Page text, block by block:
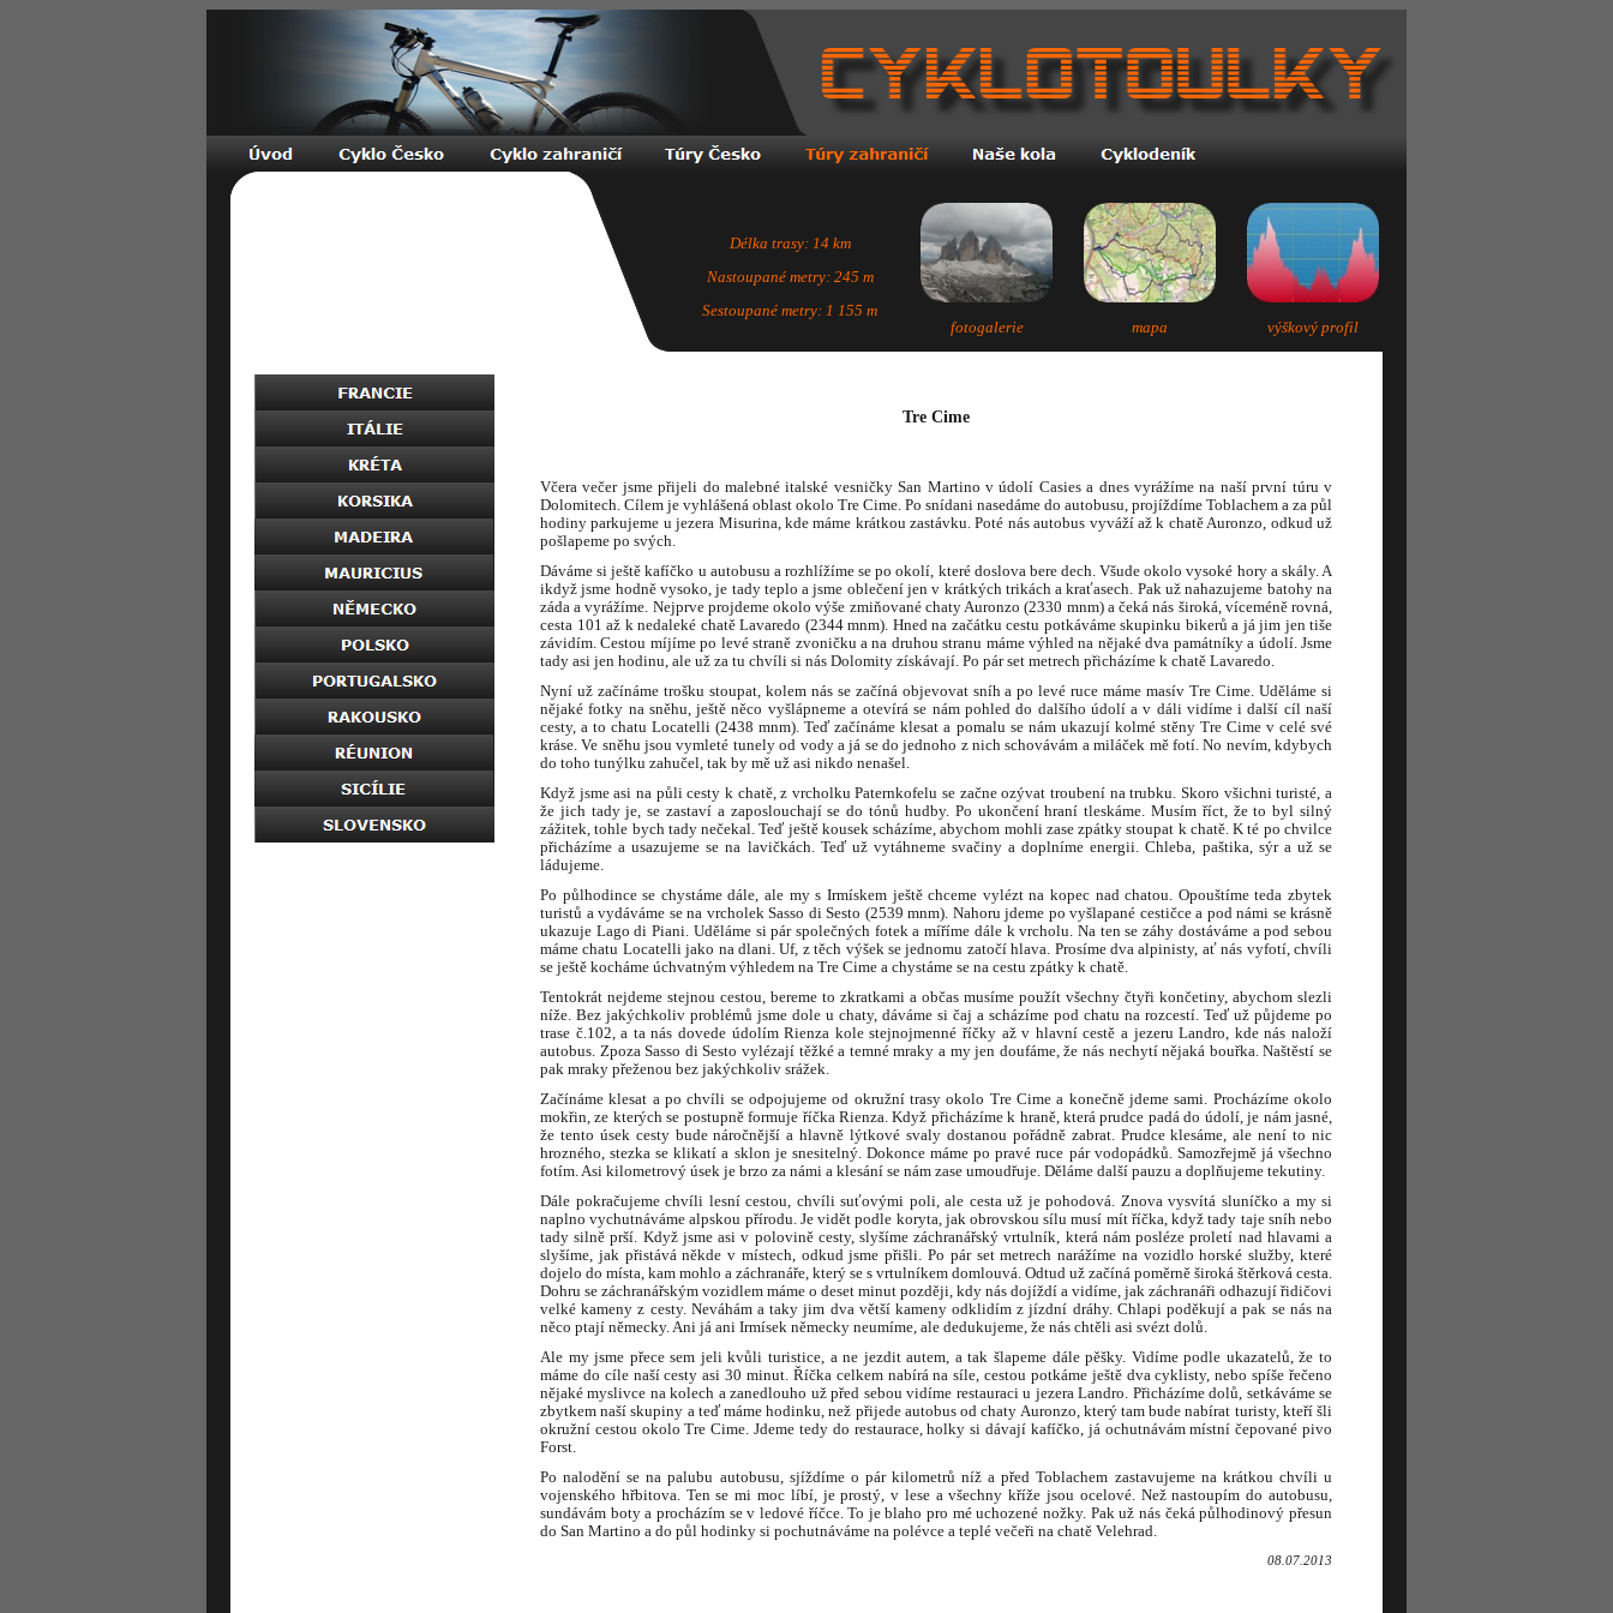
Tre Cime
Včera večer jsme přijeli do malebné italské vesničky San Martino v údolí Casies a dnes vyrážíme na naší první túru v
Dolomitech. Cílem je vyhlášená oblast okolo Tre Cime. Po snídani nasedáme do autobusu, projíždíme Toblachem a za půl
hodiny parkujeme u jezera Misurina, kde máme krátkou zastávku. Poté nás autobus vyváží až k chatě Auronzo, odkud už
pošlapeme po svých.
Dáváme si ještě kafíčko u autobusu a rozhlížíme se po okolí, které doslova bere dech. Všude okolo vysoké hory a skály. A
ikdyž jsme hodně vysoko, je tady teplo a jsme oblečení jen v krátkých trikách a kraťasech. Pak už nahazujeme batohy na
záda a vyrážíme. Nejprve projdeme okolo výše zmiňované chaty Auronzo (2330 mnm) a čeká nás široká, víceméně rovná,
cesta 101 až k nedaleké chatě Lavaredo (2344 mnm). Hned na začátku cestu potkáváme skupinku bikerů a já jim jen tiše
závidím. Cestou míjíme po levé straně zvoničku a na druhou stranu máme výhled na nějaké dva památníky a údolí. Jsme
tady asi jen hodinu, ale už za tu chvíli si nás Dolomity získávají. Po pár set metrech přicházíme k chatě Lavaredo.
Nyní už začínáme trošku stoupat, kolem nás se začíná objevovat sníh a po levé ruce máme masív Tre Cime. Uděláme si
nějaké fotky na sněhu, ještě něco vyšlápneme a otevírá se nám pohled do dalšího údolí a v dáli vidíme i další cíl naší
cesty, a to chatu Locatelli (2438 mnm). Teď začínáme klesat a pomalu se nám ukazují kolmé stěny Tre Cime v celé své
kráse. Ve sněhu jsou vymleté tunely od vody a já se do jednoho z nich schovávám a miláček mě fotí. No nevím, kdybych
do toho tunýlku zahučel, tak by mě už asi nikdo nenašel.
Když jsme asi na půli cesty k chatě, z vrcholku Paternkofelu se začne ozývat troubení na trubku. Skoro všichni turisté, a
že jich tady je, se zastaví a zaposlouchají se do tónů hudby. Po ukončení hraní tleskáme. Musím říct, že to byl silný
zážitek, tohle bych tady nečekal. Teď ještě kousek scházíme, abychom mohli zase zpátky stoupat k chatě. K té po chvilce
přicházíme a usazujeme se na lavičkách. Teď už vytáhneme svačiny a doplníme energii. Chleba, paštika, sýr a už se
ládujeme.
Po půlhodince se chystáme dále, ale my s Irmískem ještě chceme vylézt na kopec nad chatou. Opouštíme teda zbytek
turistů a vydáváme se na vrcholek Sasso di Sesto (2539 mnm). Nahoru jdeme po vyšlapané cestičce a pod námi se krásně
ukazuje Lago di Piani. Uděláme si pár společných fotek a míříme dále k vrcholu. Na ten se záhy dostáváme a pod sebou
máme chatu Locatelli jako na dlani. Uf, z těch výšek se jednomu zatočí hlava. Prosíme dva alpinisty, ať nás vyfotí, chvíli
se ještě kocháme úchvatným výhledem na Tre Cime a chystáme se na cestu zpátky k chatě.
Tentokrát nejdeme stejnou cestou, bereme to zkratkami a občas musíme použít všechny čtyři končetiny, abychom slezli
níže. Bez jakýchkoliv problémů jsme dole u chaty, dáváme si čaj a scházíme pod chatu na rozcestí. Teď už půjdeme po
trase č.102, a ta nás dovede údolím Rienza kole stejnojmenné říčky až v hlavní cestě a jezeru Landro, kde nás naloží
autobus. Zpoza Sasso di Sesto vylézají těžké a temné mraky a my jen doufáme, že nás nechytí nějaká bouřka. Naštěstí se
pak mraky přeženou bez jakýchkoliv srážek.
Začínáme klesat a po chvíli se odpojujeme od okružní trasy okolo Tre Cime a konečně jdeme sami. Procházíme okolo
mokřin, ze kterých se postupně formuje říčka Rienza. Když přicházíme k hraně, která prudce padá do údolí, je nám jasné,
že tento úsek cesty bude náročnější a hlavně lýtkové svaly dostanou pořádně zabrat. Prudce klesáme, ale není to nic
hrozného, stezka se klikatí a sklon je snesitelný. Dokonce máme po pravé ruce pár vodopádků. Samozřejmě já všechno
fotím. Asi kilometrový úsek je brzo za námi a klesání se nám zase umoudřuje. Děláme další pauzu a doplňujeme tekutiny.
Dále pokračujeme chvíli lesní cestou, chvíli suťovými poli, ale cesta už je pohodová. Znova vysvítá sluníčko a my si
naplno vychutnáváme alpskou přírodu. Je vidět podle koryta, jak obrovskou sílu musí mít říčka, když tady taje sníh nebo
tady silně prší. Když jsme asi v polovině cesty, slyšíme záchranářský vrtulník, která nám posléze proletí nad hlavami a
slyšíme, jak přistává někde v místech, odkud jsme přišli. Po pár set metrech narážíme na vozidlo horské služby, které
dojelo do místa, kam mohlo a záchranáře, který se s vrtulníkem domlouvá. Odtud už začíná poměrně široká štěrková cesta.
Dohru se záchranářským vozidlem máme o deset minut později, kdy nás dojíždí a vidíme, jak záchranáři odhazují řidičovi
velké kameny z cesty. Neváhám a taky jim dva větší kameny odklidím z jízdní dráhy. Chlapi poděkují a pak se nás na
něco ptají německy. Ani já ani Irmísek německy neumíme, ale dedukujeme, že nás chtěli asi svézt dolů.
Ale my jsme přece sem jeli kvůli turistice, a ne jezdit autem, a tak šlapeme dále pěšky. Vidíme podle ukazatelů, že to
máme do cíle naší cesty asi 30 minut. Říčka celkem nabírá na síle, cestou potkáme ještě dva cyklisty, nebo spíše řečeno
nějaké myslivce na kolech a zanedlouho už před sebou vidíme restauraci u jezera Landro. Přicházíme dolů, setkáváme se
zbytkem naší skupiny a teď máme hodinku, než přijede autobus od chaty Auronzo, který tam bude nabírat turisty, kteří šli
okružní cestou okolo Tre Cime. Jdeme tedy do restaurace, holky si dávají kafíčko, já ochutnávám místní čepované pivo
Forst.
Po nalodění se na palubu autobusu, sjíždíme o pár kilometrů níž a před Toblachem zastavujeme na krátkou chvíli u
vojenského hřbitova. Ten se mi moc líbí, je prostý, v lese a všechny kříže jsou ocelové. Než nastoupím do autobusu,
sundávám boty a procházím se v ledové říčce. To je blaho pro mé uchozené nožky. Pak už nás čeká půlhodinový přesun
do San Martino a do půl hodinky si pochutnáváme na polévce a teplé večeři na chatě Velehrad.
08.07.2013
Délka trasy: 14 km
Nastoupané metry: 245 m
Sestoupané metry: 1 155 m
fotogalerie
mapa výškový profil